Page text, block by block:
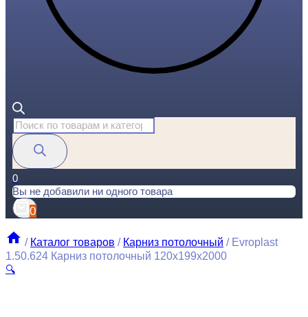
Поиск
товаров
0
Вы не добавили ни одного товара
0
/ Каталог товаров / Карниз потолочный / Evroplast
1.50.624 Карниз потолочный 120x199x2000
🔍